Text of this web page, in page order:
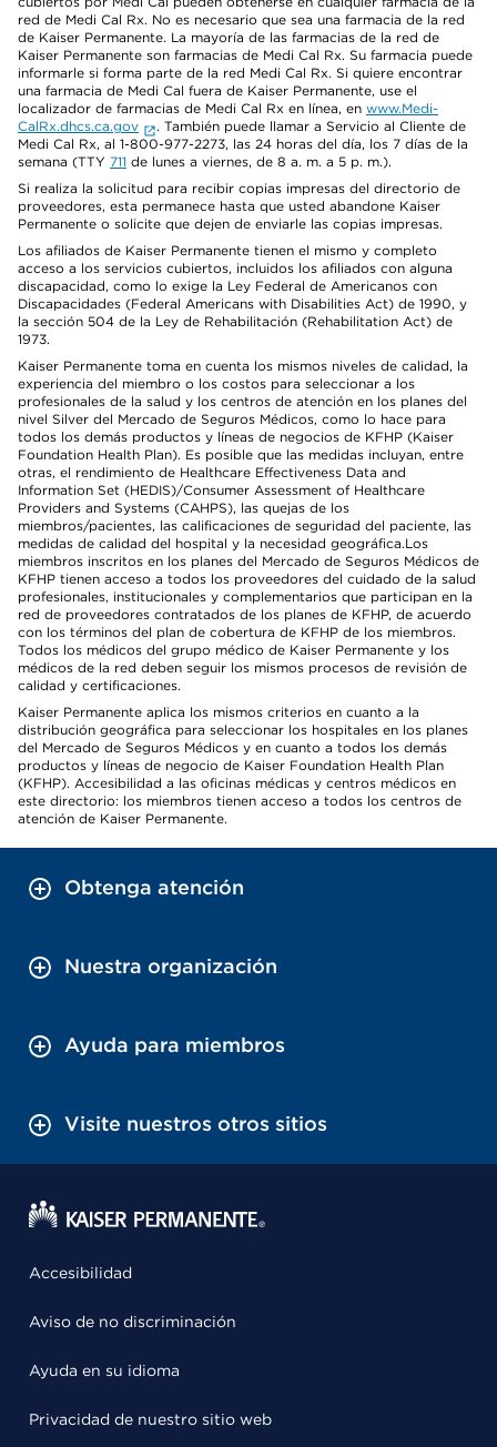
red de Medi Cal Rx. No es necesario que sea una farmacia de la red
de Kaiser Permanente. La mayoría de las farmacias de la red de
Kaiser Permanente son farmacias de Medi Cal Rx. Su farmacia puede
informarle si forma parte de la red Medi Cal Rx. Si quiere encontrar
una farmacia de Medi Cal fuera de Kaiser Permanente, use el
localizador de farmacias de Medi Cal Rx en línea, en www.Medi-
CalRx.dhcs.ca.gov
. También puede llamar a Servicio al Cliente de
Medi Cal Rx, al 1-800-977-2273, las 24 horas del día, los 7 días de la
semana (TTY 711 de lunes a viernes, de 8 a. m. a 5 p. m.).
Si realiza la solicitud para recibir copias impresas del directorio de
proveedores, esta permanece hasta que usted abandone Kaiser
Permanente o solicite que dejen de enviarle las copias impresas.
Los afiliados de Kaiser Permanente tienen el mismo y completo
acceso a los servicios cubiertos, incluidos los afiliados con alguna
discapacidad, como lo exige la Ley Federal de Americanos con
Discapacidades (Federal Americans with Disabilities Act) de 1990, y
la sección 504 de la Ley de Rehabilitación (Rehabilitation Act) de
1973.
Kaiser Permanente toma en cuenta los mismos niveles de calidad, la
experiencia del miembro o los costos para seleccionar a los
profesionales de la salud y los centros de atención en los planes del
nivel Silver del Mercado de Seguros Médicos, como lo hace para
todos los demás productos y líneas de negocios de KFHP (Kaiser
Foundation Health Plan). Es posible que las medidas incluyan, entre
otras, el rendimiento de Healthcare Effectiveness Data and
Information Set (HEDIS)/Consumer Assessment of Healthcare
Providers and Systems (CAHPS), las quejas de los
miembros/pacientes, las calificaciones de seguridad del paciente, las
medidas de calidad del hospital y la necesidad geográfica.Los
miembros inscritos en los planes del Mercado de Seguros Médicos de
KFHP tienen acceso a todos los proveedores del cuidado de la salud
profesionales, institucionales y complementarios que participan en la
red de proveedores contratados de los planes de KFHP, de acuerdo
con los términos del plan de cobertura de KFHP de los miembros.
Todos los médicos del grupo médico de Kaiser Permanente y los
médicos de la red deben seguir los mismos procesos de revisión de
calidad y certificaciones.
Kaiser Permanente aplica los mismos criterios en cuanto a la
distribución geográfica para seleccionar los hospitales en los planes
del Mercado de Seguros Médicos y en cuanto a todos los demás
productos y líneas de negocio de Kaiser Foundation Health Plan
(KFHP). Accesibilidad a las oficinas médicas y centros médicos en
este directorio: los miembros tienen acceso a todos los centros de
atención de Kaiser Permanente.
Obtenga atención
Nuestra organización
Ayuda para miembros
Visite nuestros otros sitios
Accesibilidad
Aviso de no discriminación
Ayuda en su idioma
Privacidad de nuestro sitio web